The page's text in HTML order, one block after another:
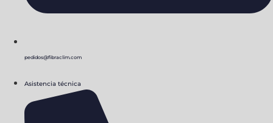
pedidos@fibraclim.com
Asistencia técnica